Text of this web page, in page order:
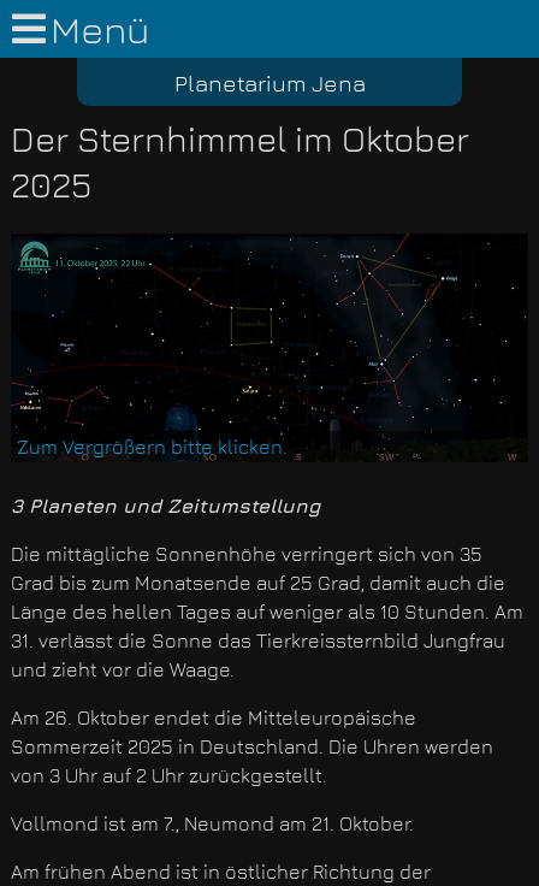
Menü
Planetarium Jena
Der Sternhimmel im Oktober
2025
Zum Vergrößern bitte klicken.
3 Planeten und Zeitumstellung
Die mittägliche Sonnenhöhe verringert sich von 35
Grad bis zum Monatsende auf 25 Grad, damit auch die
Länge des hellen Tages auf weniger als 10 Stunden. Am
31. verlässt die Sonne das Tierkreissternbild Jungfrau
und zieht vor die Waage.
Am 26. Oktober endet die Mitteleuropäische
Sommerzeit 2025 in Deutschland. Die Uhren werden
von 3 Uhr auf 2 Uhr zurückgestellt.
Vollmond ist am 7., Neumond am 21. Oktober.
Am frühen Abend ist in östlicher Richtung der